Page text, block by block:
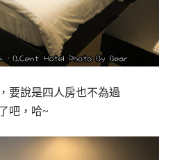
要說是四人房也不為過
吧，哈~